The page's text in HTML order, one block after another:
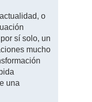
o
sí solo, un
mucho
una